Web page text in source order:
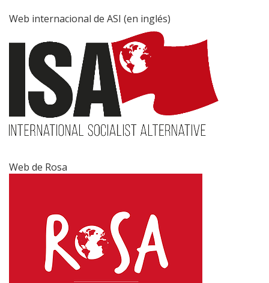
Web internacional de ASI (en inglés)
Web de Rosa